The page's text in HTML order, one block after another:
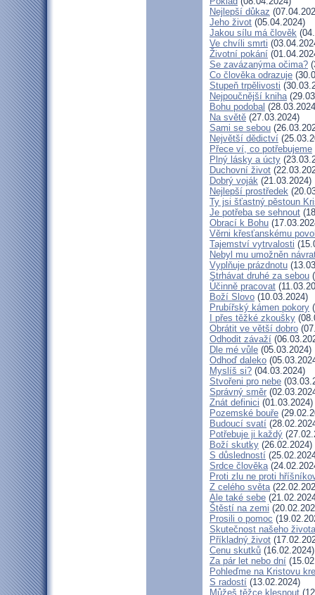
Nejlepší důkaz
Jeho život (05.04.2024)
Jakou sílu má člověk
Ve chvíli smrti
Životní pokání
Se zavázanýma očima?
Co člověka odrazuje
Stupeň trpělivosti
Nejpoučnější kniha
Bohu podobal
Na světě (27.03.2024)
Sami se sebou
Největší dědictví
Přece ví, co potřebujeme
Plný lásky a úcty
Duchovní život
Dobrý voják (21.03.2024)
Nejlepší prostředek
Ty jsi šťastný pěstoun
Je potřeba se sehnout
Obrací k Bohu
Věrni křesťanskému
Tajemství vytrvalosti
Nebyl mu umožněn
Vyplňuje prázdnotu
Strhávat druhé za sebou
Účinně pracovat
Boží Slovo (10.03.2024)
Prubířský kámen pokory
I přes těžké zkoušky
Obrátit ve větší dobro
Odhodit závaží
Dle mé vůle (05.03.2024)
Odhoď daleko
Myslíš si? (04.03.2024)
Stvořeni pro nebe
Správný směr
Znát definici (01.03.2024)
Pozemské bouře
Budoucí svatí
Potřebuje ji každý
Boží skutky (26.02.2024)
S důsledností
Srdce člověka
Proti zlu ne proti
Z celého světa
Ale také sebe
Štěstí na zemi
Prosili o pomoc
Skutečnost našeho života
Příkladný život
Cenu skutků (16.02.2024)
Za pár let nebo dní
Pohleďme na Kristovu
S radostí (13.02.2024)
Můžeš těžce klesnout